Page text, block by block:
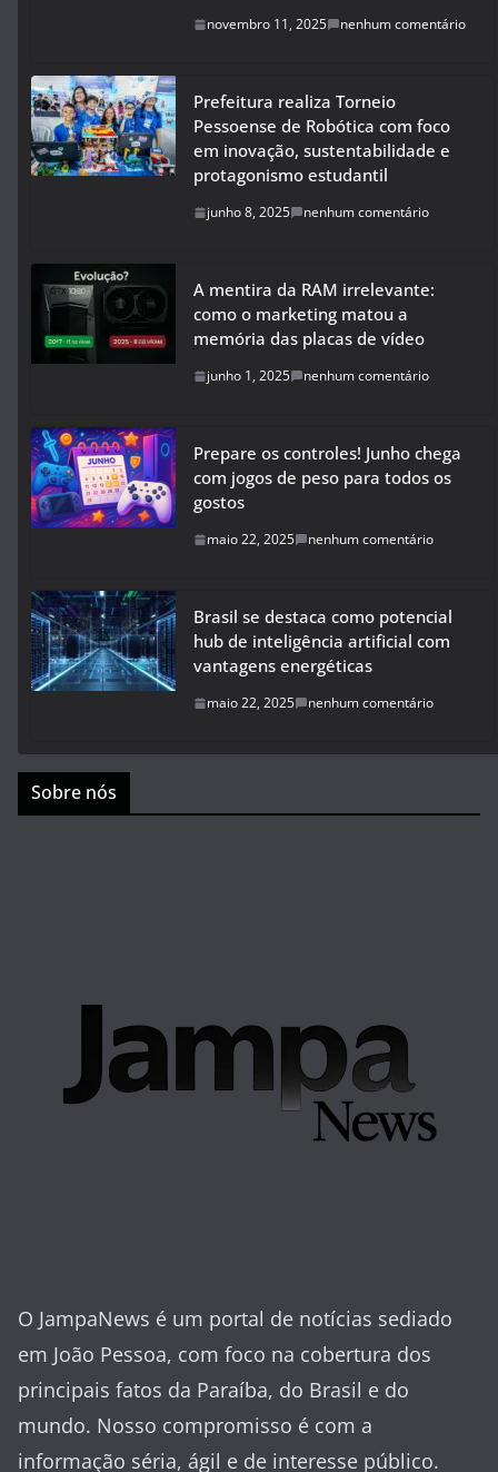
novembro 11, 2025 nenhum comentário
Prefeitura realiza Torneio
Pessoense de Robótica com foco
em inovação, sustentabilidade e
protagonismo estudantil
junho 8, 2025 nenhum comentário
A mentira da RAM irrelevante:
como o marketing matou a
memória das placas de vídeo
junho 1, 2025 nenhum comentário
Prepare os controles! Junho chega
com jogos de peso para todos os
gostos
maio 22, 2025 nenhum comentário
Brasil se destaca como potencial
hub de inteligência artificial com
vantagens energéticas
maio 22, 2025 nenhum comentário
Sobre nós
O JampaNews é um portal de notícias sediado
em João Pessoa, com foco na cobertura dos
principais fatos da Paraíba, do Brasil e do
mundo. Nosso compromisso é com a
informação séria, ágil e de interesse público.